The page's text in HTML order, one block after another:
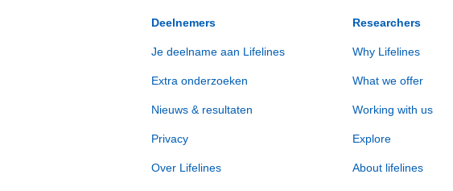
Deelnemers
Je deelname aan Lifelines
Extra onderzoeken
Nieuws & resultaten
Privacy
Over Lifelines
Researchers
Why Lifelines
What we offer
Working with us
Explore
About lifelines